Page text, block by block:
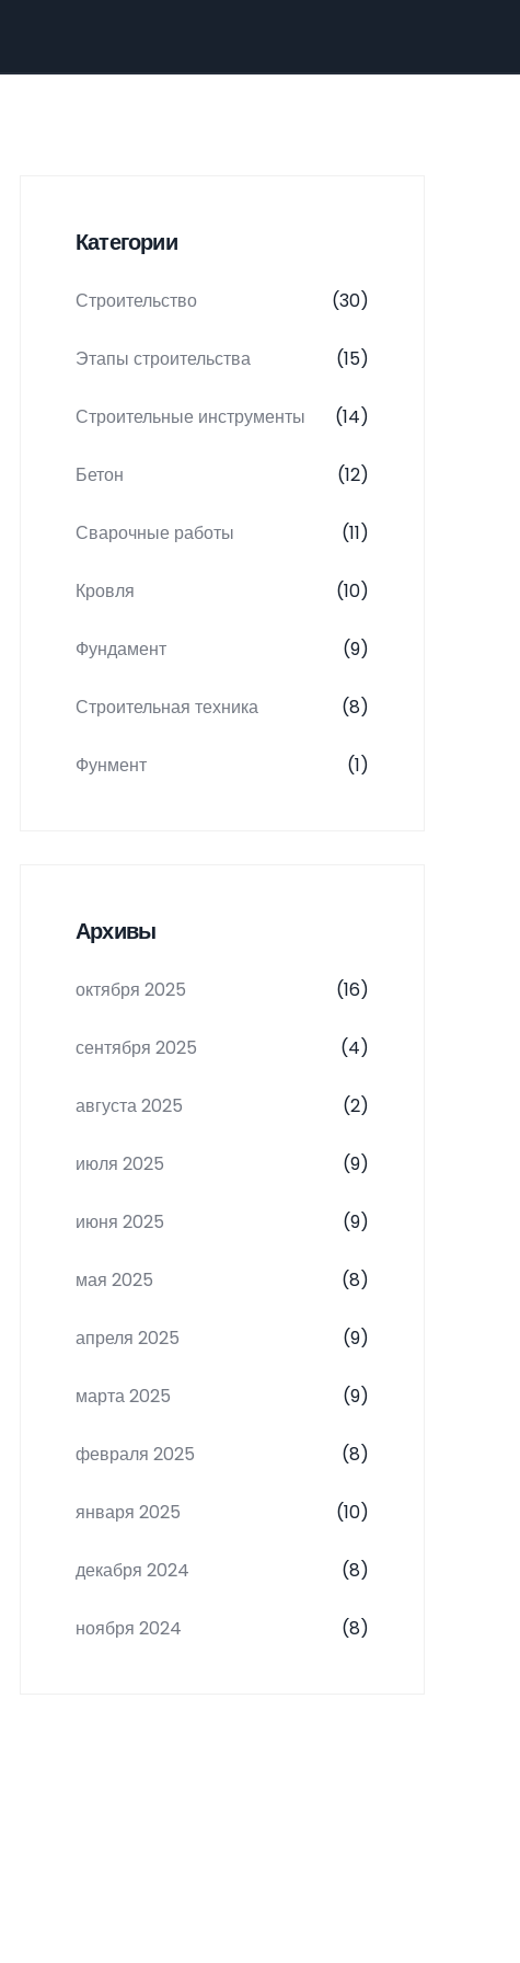
Категории
Строительство (30)
Этапы строительства (15)
Строительные инструменты (14)
Бетон (12)
Сварочные работы (11)
Кровля (10)
Фундамент (9)
Строительная техника (8)
Фунмент (1)
Архивы
октября 2025 (16)
сентября 2025 (4)
августа 2025 (2)
июля 2025 (9)
июня 2025 (9)
мая 2025 (8)
апреля 2025 (9)
марта 2025 (9)
февраля 2025 (8)
января 2025 (10)
декабря 2024 (8)
ноября 2024 (8)